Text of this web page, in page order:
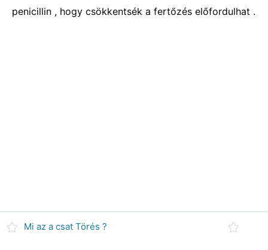
penicillin , hogy csökkentsék a fertőzés előfordulhat .
Mi az a csat Törés ?